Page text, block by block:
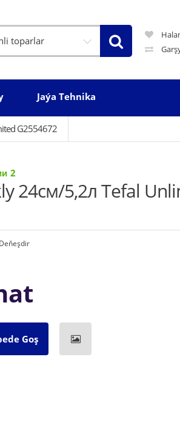
Jaýa Tehnika
G2554672
2
24см/5,2л Tefal
Deňeşdir